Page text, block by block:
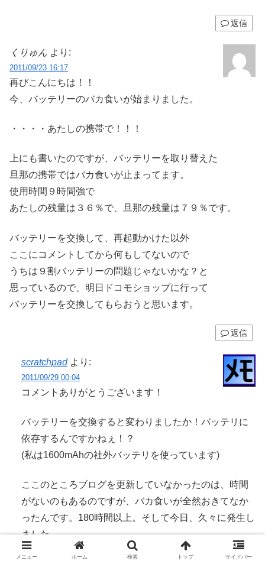
返信
くりゅん より:
2011/09/23 16:17
再びこんにちは！！
今、バッテリーのバカ食いが始まりました。
・・・・あたしの携帯で！！！
上にも書いたのですが、バッテリーを取り替えた
旦那の携帯ではバカ食いが止まってます。
使用時間９時間強で
あたしの残量は３６％で、旦那の残量は７９％です。
バッテリーを交換して、再起動かけた以外
ここにコメントしてから何もしてないので
うちは９割バッテリーの問題じゃないかな？と
思っているので、明日ドコモショップに行って
バッテリーを交換してもらおうと思います。
返信
scratchpad より:
2011/09/29 00:04
コメントありがとうございます！
バッテリーを交換すると変わりましたか！バッテリに
依存するんですかねぇ！？
(私は1600mAhの社外バッテリを使っています)
ここのところブログを更新していなかったのは、時間
がないのもあるのですが、バカ食いが全然おきてなか
ったんです。180時間以上。そして今日、久々に発生し
ました。
あとでまとめようと思いますが、3G回線で通信をある
メニュー ホーム 検索 トップ サイドバー